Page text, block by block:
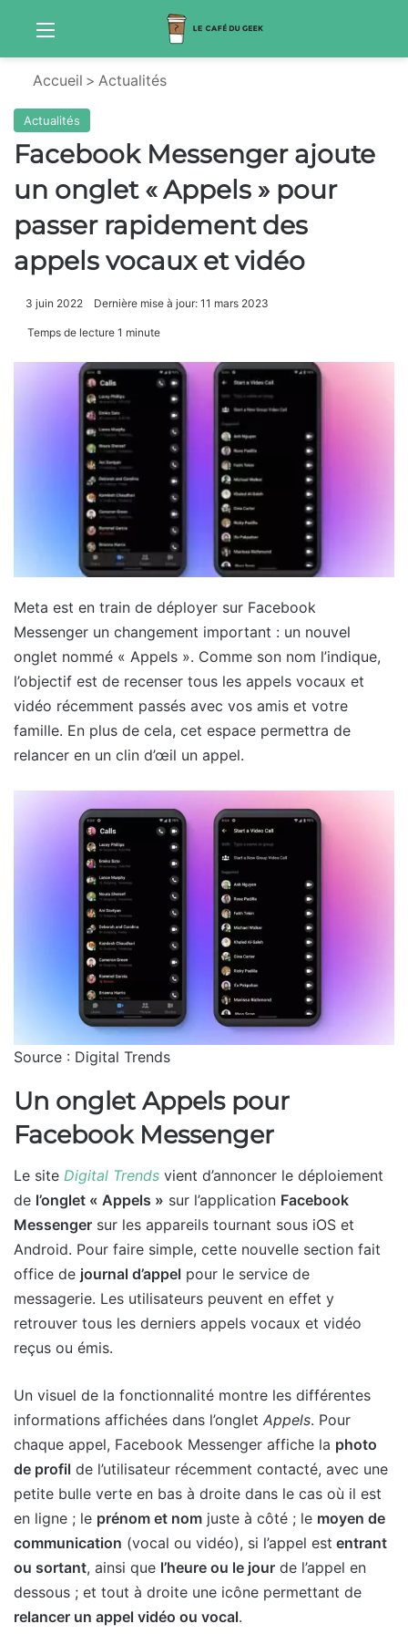
Menu
Accueil > Actualités
Actualités
Facebook Messenger ajoute
un onglet « Appels » pour
passer rapidement des
appels vocaux et vidéo
3 juin 2022 Dernière mise à jour: 11 mars 2023
Temps de lecture 1 minute
Meta est en train de déployer sur Facebook
Messenger un changement important : un nouvel
onglet nommé « Appels ». Comme son nom l’indique,
l’objectif est de recenser tous les appels vocaux et
vidéo récemment passés avec vos amis et votre
famille. En plus de cela, cet espace permettra de
relancer en un clin d’œil un appel.
Source : Digital Trends
Un onglet Appels pour
Facebook Messenger
Le site Digital Trends vient d’annoncer le déploiement
de l’onglet « Appels » sur l’application Facebook
Messenger sur les appareils tournant sous iOS et
Android. Pour faire simple, cette nouvelle section fait
office de journal d’appel pour le service de
messagerie. Les utilisateurs peuvent en effet y
retrouver tous les derniers appels vocaux et vidéo
reçus ou émis.
Un visuel de la fonctionnalité montre les différentes
informations affichées dans l’onglet Appels. Pour
chaque appel, Facebook Messenger affiche la photo
de profil de l’utilisateur récemment contacté, avec une
petite bulle verte en bas à droite dans le cas où il est
en ligne ; le prénom et nom juste à côté ; le moyen de
communication (vocal ou vidéo), si l’appel est entrant
ou sortant, ainsi que l’heure ou le jour de l’appel en
dessous ; et tout à droite une icône permettant de
relancer un appel vidéo ou vocal.